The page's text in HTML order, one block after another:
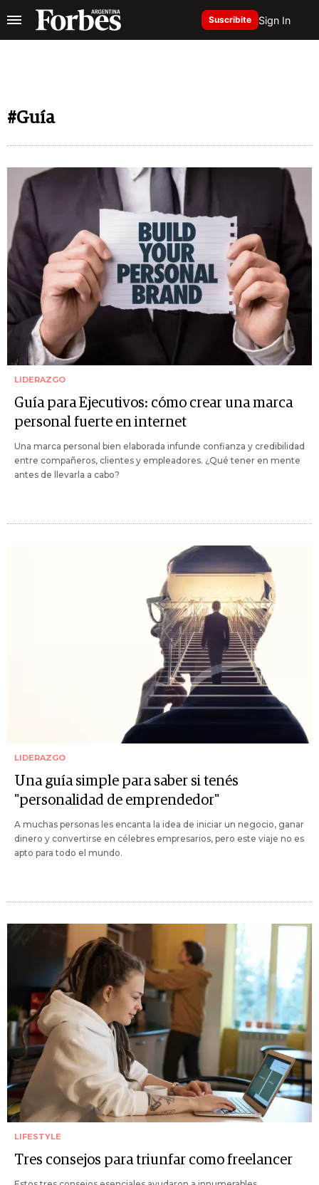
Suscribite Sign In
#Guía
LIDERAZGO
Guía para Ejecutivos: cómo crear una marca
personal fuerte en internet
Una marca personal bien elaborada infunde confianza y credibilidad
entre compañeros, clientes y empleadores. ¿Qué tener en mente
antes de llevarla a cabo?
LIDERAZGO
Una guía simple para saber si tenés
"personalidad de emprendedor"
A muchas personas les encanta la idea de iniciar un negocio, ganar
dinero y convertirse en célebres empresarios, pero este viaje no es
apto para todo el mundo.
LIFESTYLE
Tres consejos para triunfar como freelancer